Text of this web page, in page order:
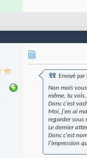
Envoyé par
Nan mais
même, tu
Donc c'est
Moi, j'en ai
regarder sous
Le dernier
Donc c'est
l'impression